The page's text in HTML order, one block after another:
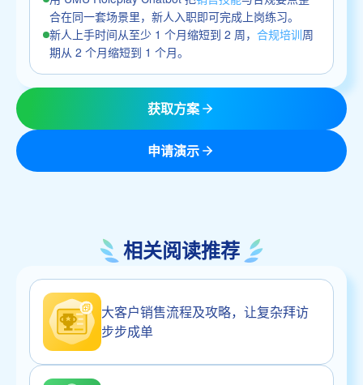
合在同一套场景里，新人入职即可完成上岗练习。
新人上手时间从至少 1 个月缩短到 2 周， 合规培训周
期从 2 个月缩短到 1 个月。
获取方案
申请演示
相关阅读推荐
大客户销售流程及攻略，让复杂拜访
步步成单